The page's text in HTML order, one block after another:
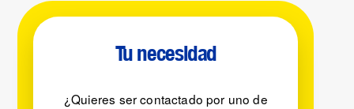
Tu necesidad
¿Quieres ser contactado por uno de